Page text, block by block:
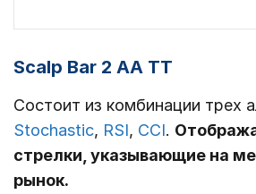
Scalp Bar 2 AA TT
Состоит из комбинации трех
Stochastic, RSI, CCI.
стрелки, указывающие на
рынок.